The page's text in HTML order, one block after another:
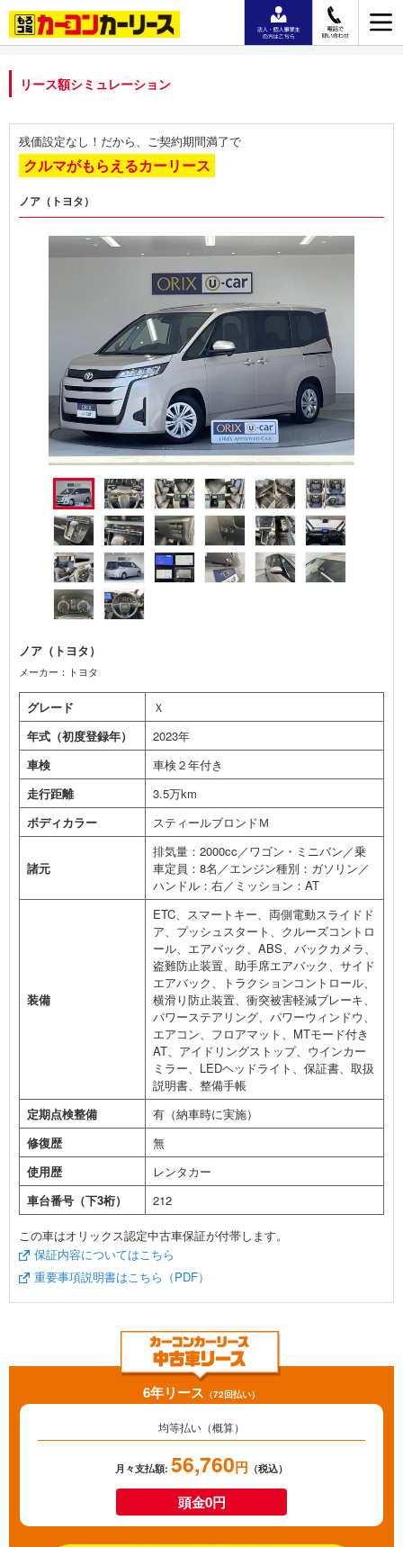
リース額シミュレーション
残価設定なし！だから、ご契約期間満了で
クルマがもらえるカーリース
ノア（トヨタ）
ノア（トヨタ）
メーカー：トヨタ
グレード
Ｘ
年式（初度登録年）
2023年
車検
車検２年付き
走行距離
3.5万km
ボディカラー
スティールブロンドＭ
諸元
排気量：2000cc／ワゴン・ミニバン／乗
車定員：8名／エンジン種別：ガソリン／
ハンドル：右／ミッション：AT
装備
ETC、スマートキー、両側電動スライドド
ア、プッシュスタート、クルーズコントロ
ール、エアバック、ABS、バックカメラ、
盗難防止装置、助手席エアバック、サイド
エアバック、トラクションコントロール、
横滑り防止装置、衝突被害軽減ブレーキ、
パワーステアリング、パワーウィンドウ、
エアコン、フロアマット、MTモード付き
AT、アイドリングストップ、ウインカー
ミラー、LEDヘッドライト、保証書、取扱
説明書、整備手帳
定期点検整備
有（納車時に実施）
修復歴
無
使用歴
レンタカー
車台番号（下3桁）
212
この車はオリックス認定中古車保証が付帯します。
保証内容についてはこちら
重要事項説明書はこちら（PDF）
6年リース （72回払い）
均等払い（概算）
月々支払額: 56,760円 （税込）
頭金0円